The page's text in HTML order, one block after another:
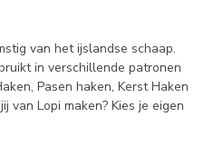
van het ijslandse schaap.
in verschillende patronen
Pasen haken, Kerst Haken
van Lopi maken? Kies je eigen